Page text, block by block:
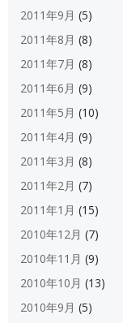
2011年9月 (5)
2011年8月 (8)
2011年7月 (8)
2011年6月 (9)
2011年5月 (10)
2011年4月 (9)
2011年3月 (8)
2011年2月 (7)
2011年1月 (15)
2010年12月 (7)
2010年11月 (9)
2010年10月 (13)
2010年9月 (5)